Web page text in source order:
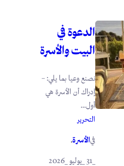
الدعوة في
البيت والأسرة
نصنع وعيا بما يلي: –
إدراك أن الأسرة هي
أول...
التحرير
فيالأسرة.